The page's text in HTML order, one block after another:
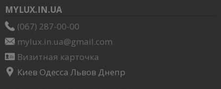
MYLUX.IN.UA
(067) 287-00-00
mylux.in.ua@gmail.com
Визитная карточка
Киев Одесса Львов Днепр